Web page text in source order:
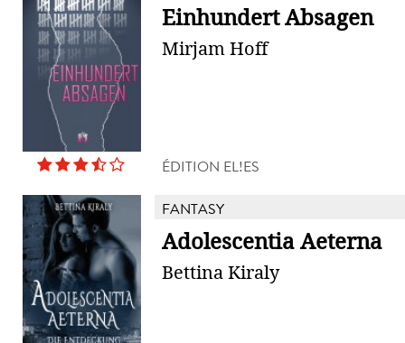
Einhundert Absagen
Mirjam Hoff
ÉDITION EL!ES
FANTASY
Adolescentia Aeterna
Bettina Kiraly